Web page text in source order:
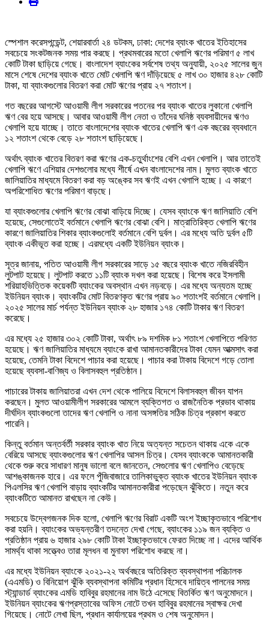
স্পেশাল করেসপন্ডেন্ট, শেয়ারবার্তা ২৪ ডটকম, ঢাকা: দেশের ব্যাংক খাতের ইতিহাসের
সবচেয়ে সংকটজনক সময় পার করছে। প্রথমবারের মতো খেলাপি ঋণের পরিমাণ ৫ লাখ
কোটি টাকা ছাড়িয়ে গেছে। বাংলাদেশ ব্যাংকের সর্বশেষ তথ্য অনুযায়ী, ২০২৫ সালের জুন
মাসে শেষে দেশের ব্যাংক খাতে মোট খেলাপি ঋণ দাঁড়িয়েছে ৫ লাখ ৩০ হাজার ৪২৮ কোটি
টাকা, যা ব্যাংকগুলোর বিতরণ করা মোট ঋণের প্রায় ২৭ শতাংশ।
গত বছরের আগস্টে আওয়ামী লীগ সরকারের পতনের পর ব্যাংক খাতের লুকানো খেলাপি
ঋণ বের হয়ে আসছে। আবার আওয়ামী লীগ নেতা ও তাঁদের ঘনিষ্ঠ ব্যবসায়ীদের ঋণও
খেলাপি হয়ে যাচ্ছে। তাতে বাংলাদেশের ব্যাংক খাতের খেলাপি ঋণ এক বছরের ব্যবধানে
১২ শতাংশ থেকে বেড়ে ২৮ শতাংশ ছাড়িয়েছে।
অর্থাৎ ব্যাংক খাতের বিতরণ করা ঋণের এক-চতুর্থাংশের বেশি এখন খেলাপি। আর তাতেই
খেলাপি ঋণে এশিয়ার দেশগুলোর মধ্যে শীর্ষে এখন বাংলাদেশের নাম। মুলত ব্যাংক খাতে
জালিয়াতির মাধ্যমে বিতরণ করা বড় অঙ্কের সব ঋণই এখন খেলাপি হচ্ছে। এ কারণে
অপরিশোধিত ঋণের পরিমাণ বাড়ছে।
যা ব্যাংকগুলোর খেলাপি ঋণের বোঝা বাড়িয়ে দিচ্ছে। যেসব ব্যাংকে ঋণ জালিয়াতি বেশি
হয়েছে, সেগুলোতেই বর্তমানে খেলাপি ঋণের বোঝা বেশি। মাত্রাতিরিক্ত খেলাপি ঋণের
কারণে জালিয়াতির শিকার ব্যাংকগুলোই বর্তমানে বেশি দুর্বল। এর মধ্যে অতি দুর্বল ৫টি
ব্যাংক একীভূত করা হচ্ছে। এরমধ্যে একটি ইউনিয়ন ব্যাংক।
সূত্র জানায়, পতিত আওয়ামী লীগ সরকারের সাড়ে ১৫ বছরে ব্যাংক খাতে নজিরবিহীন
লুটপাট হয়েছে। লুটপাট করতে ১১টি ব্যাংক দখল করা হয়েছে। বিশেষ করে ইসলামী
শরিয়াহভিত্তিক কয়েকটি ব্যাংকের অবস্থান এখন নড়বড়ে। এর মধ্যে অন্যতম হচ্ছে
ইউনিয়ন ব্যাংক। ব্যাংকটির মোট বিতরণকৃত ঋণের প্রায় ৯০ শতাংশই বর্তমানে খেলাপি।
২০২৫ সালের মার্চ পর্যন্ত ইউনিয়ন ব্যাংক ২৮ হাজার ১৭৪ কোটি টাকার ঋণ বিতরণ
করেছে।
এর মধ্যে ২৫ হাজার ৩০২ কোটি টাকা, অর্থাৎ ৮৯ দশমিক ৮১ শতাংশ খেলাপিতে পরিণত
হয়েছে। ঋণ জালিয়াতির মাধ্যমে ব্যাংকে রাখা আমানতকারীদের টাকা যেমন আত্মসাৎ করা
হয়েছে, তেমনি টাকা বিদেশে পাচার করা হয়েছে। পাচার করা টাকায় বিদেশে গড়ে তোলা
হয়েছে ব্যবসা-বাণিজ্য ও বিলাসবহুল প্রতিষ্ঠান।
পাচারের টাকায় জালিয়াতরা এখন দেশ থেকে পালিয়ে বিদেশে বিলাসবহুল জীবন যাপন
করছেন। মুলত আওয়ামীলীগ সরকারের আমলে ব্যক্তিগত ও রাজনৈতিক প্রভাব থাকায়
দীর্ঘদিন ব্যাংকগুলো তাদের ঋণ খেলাপি ও নানা অসঙ্গতির সঠিক চিত্র প্রকাশ করতে
পারেনি।
কিন্তু বর্তমান অন্তর্বর্তী সরকার ব্যাংক খাত নিয়ে অত্যন্ত সচেতন থাকায় একে একে
বেরিয়ে আসছে ব্যাংকগুলোর ঋণ খেলাপির আসল চিত্র। যেসব ব্যাংককে আমানতকারী
থেকে শুরু করে সাধারণ মানুষ ভালো বলে জানতেন, সেগুলোর ঋণ খেলাপিও বেড়েছে
আশঙ্কাজনক হারে। এর ফলে পুঁজিবাজারে তালিকাভুক্ত ব্যাংক খাতের ইউনিয়ন ব্যাংক
পিএলসির ঋণ খেলাপি বাড়ায় ব্যাংকটির আমানতকারীরা পড়েছেন ঝুঁকিতে। নতুন করে
ব্যাংকটিতে আমানত রাখছেন না কেউ।
সবচেয়ে উদ্বেগজনক দিক হলো, খেলাপি ঋণের বিরাট একটি অংশ ইচ্ছাকৃতভাবে পরিশোধ
করা হয়নি। ব্যাংকের অভ্যন্তরীণ তদন্তে দেখা গেছে, ব্যাংকের ১১৯ জন ব্যক্তি ও
প্রতিষ্ঠান প্রায় ৬ হাজার ২৯৮ কোটি টাকা ইচ্ছাকৃতভাবে ফেরত দিচ্ছে না। এদের আর্থিক
সামর্থ্য থাকা সত্ত্বেও তারা মূলধন বা মুনাফা পরিশোধ করছে না।
এর মধ্যে ইউনিয়ন ব্যাংকে ২০২১-২২ অর্থবছরে অতিরিক্ত ব্যবস্থাপনা পরিচালক
(এএমডি) ও বিনিয়োগ ঝুঁকি ব্যবস্থাপনা কমিটির প্রধান হিসেবে দায়িত্ব পালনের সময়
স্ট্যান্ডার্ড ব্যাংকের এমডি হাবিবুর রহমানের নাম উঠে এসেছে বিতর্কিত ঋণ অনুমোদনে।
ইউনিয়ন ব্যাংকের ঋণপ্রস্তাবের অফিস নোটে তখন হাবিবুর রহমানের স্বাক্ষর দেখা
গিয়েছে। নোটে লেখা ছিল, প্রধান কার্যালয়ের প্রথম ও শেষ অনুমোদন।